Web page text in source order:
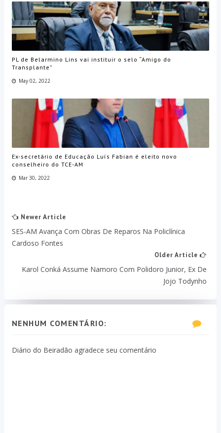
PL de Belarmino Lins vai instituir o selo “Amigo do
Transplante”
May 02, 2022
Ex-secretário de Educação Luís Fabian é eleito novo
conselheiro do TCE-AM
Mar 30, 2022
Newer Article
SES-AM Avança Com Obras De Reparos Na Policlínica
Cardoso Fontes
Older Article
Karol Conká Assume Namoro Com Polidoro Junior, Ex De
Jojo Todynho
NENHUM COMENTÁRIO:
Diário do Beiradão agradece seu comentário